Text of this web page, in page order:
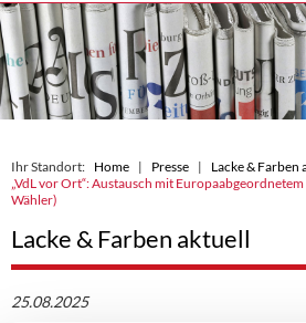
Ihr Standort: Home Presse
Lacke & Farben
„VdL vor Ort“: Austausch mit
Wähler)
Lacke & Farben aktuell
25.08.2025